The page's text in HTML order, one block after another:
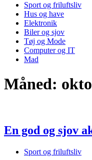
Sport og friluftsliv
Hus og have
Elektronik
Biler og sjov
Tøj og Mode
Computer og IT
Mad
Måned:
En god og sjov
Sport og friluftsliv